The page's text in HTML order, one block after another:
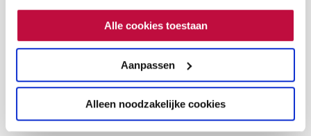
cookieverklaring. Als je niet alle cookies accepteert, dan
kun je geen video's bekijken.Alle cookies toestaan
Aanpassen
Alleen noodzakelijke cookies
hoe je wilt dat op deze school met elkaar wordt
omgegaan.
Acht tips om hiermee om te gaan
Tip 1: Maak het probleem niet groter dan nodig, maar